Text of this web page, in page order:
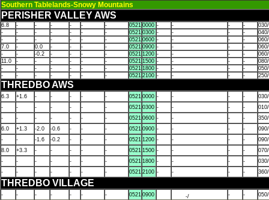
Southern Tablelands-Snowy Mountains
PERISHER VALLEY AWS
6.8 - - - - - - 0521 0000 - - - -
-
- - - - - - 0521 0300 - - - -
-
- - - - - - 0521 0600 - - - -
7.0
- 0.0 - - - - 0521 0900 - - - -
-
- -0.2 - - - - 0521 1200 - - - -
11.0
- - - - - - 0521 1500 - - - -
-
- - - - - - 0521 1800 - - - -
-
- - - - - - 0521 2100 - - - -
THREDBO AWS
6.3 +1.6 - - - - - 0521 0000 - - - -
-
- - - - - - 0521 0300 - - - -
-
- - - - - - 0521 0600 - - - -
6.0
+1.3 -2.0 -0.6 - - - 0521 0900 - - - -
-
- -1.6 -0.2 - - - 0521 1200 - - - -
8.0
+3.3 - - - - - 0521 1500 - - - -
-
- - - - - - 0521 1800 - - - -
-
- - - - - - 0521 2100 - - - -
THREDBO VILLAGE
- - - - - - - 0521 0900 -/ - -